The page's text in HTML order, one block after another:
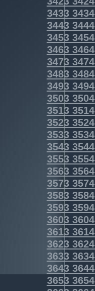
34333434
34433444
34533454
34633464
34733474
34833484
34933494
35033504
35133514
35233524
35333534
35433544
35533554
35633564
35733574
35833584
35933594
36033604
36133614
36233624
36333634
36433644
36533654